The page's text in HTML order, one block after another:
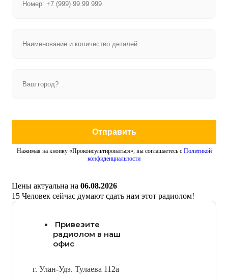
Отправить
Нажимая на кнопку «Проконсультироваться», вы соглашаетесь с Политикой
конфиденциальности
Цены актуальна на 06.08.2026
15 Человек сейчас думают сдать нам этот радиолом!
Привезите
радиолом в наш
офис
г. Улан-Удэ. Тулаева 112а